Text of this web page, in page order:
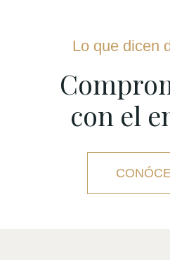
Lo que dicen
con el